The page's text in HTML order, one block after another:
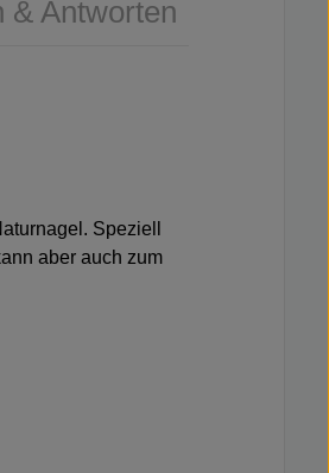
& Antworten
Speziell
aber auch zum